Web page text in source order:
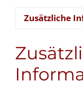
Zusätzliche